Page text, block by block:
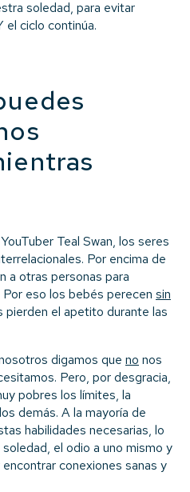
soledad, para evitar
el ciclo continúa.
Teal Swan, los seres
Por encima de
a otras personas para
eso los bebés perecen sin
el apetito durante las
digamos que no nos
Pero, por desgracia,
pobres los límites, la
demás. A la mayoría de
habilidades necesarias, lo
el odio a uno mismo y
conexiones sanas y